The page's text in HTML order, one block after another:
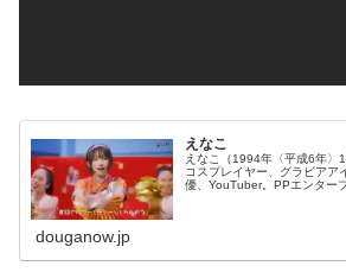
えなこ
えなこ（1994年〈平成6年〉
コスプレイヤー、グラビアア
優、YouTuber。PPエンター
douganow.jp